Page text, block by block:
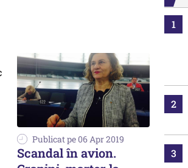
Publicat pe 06 Apr 2019
Scandal în avion.